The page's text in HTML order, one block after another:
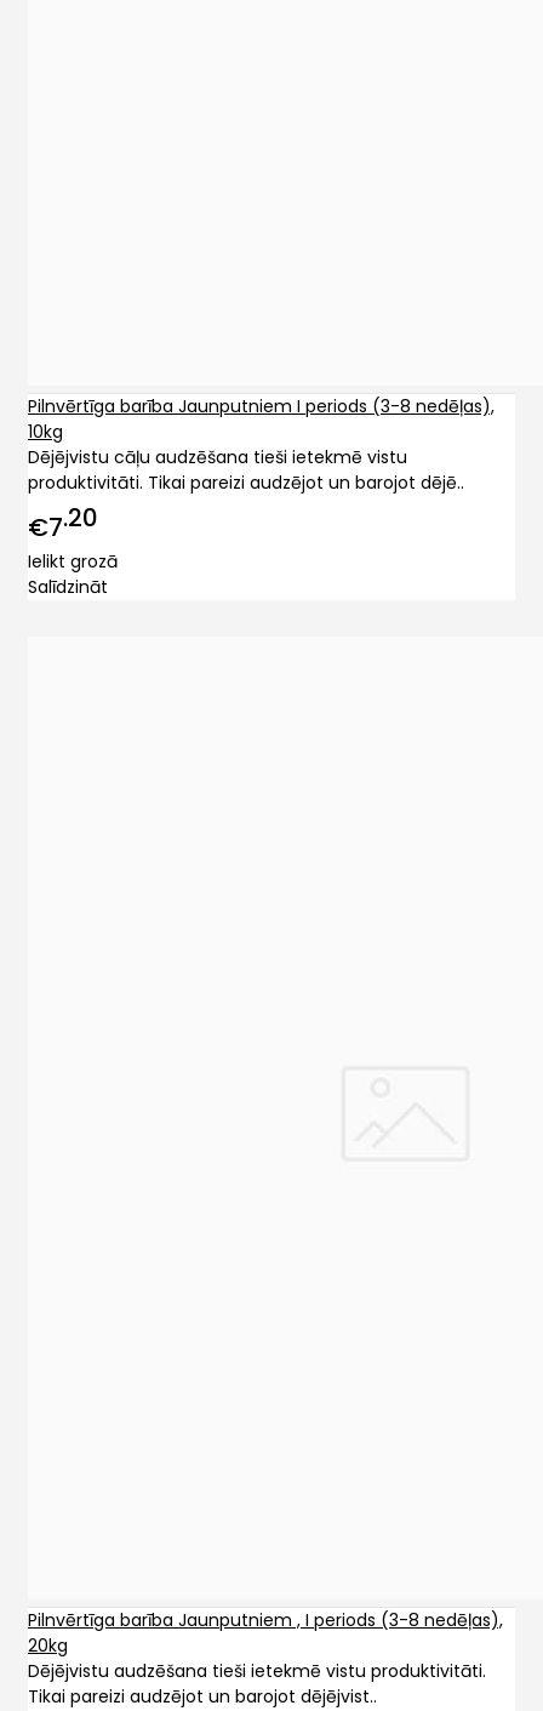
Pilnvērtīga barība Jaunputniem I periods (3-8 nedēļas),
10kg
Dējējvistu cāļu audzēšana tieši ietekmē vistu
produktivitāti. Tikai pareizi audzējot un barojot dējē..
€7 20
Ielikt grozā
Salīdzināt
Pilnvērtīga barība Jaunputniem , I periods (3-8 nedēļas),
20kg
Dējējvistu audzēšana tieši ietekmē vistu produktivitāti.
Tikai pareizi audzējot un barojot dējējvist..